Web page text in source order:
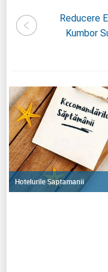
&
Reducere
Kumbor
Hotelurile Saptamanii